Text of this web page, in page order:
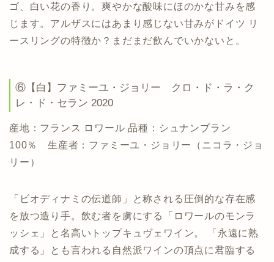
ゴ、白い花の香り。爽やかな酸味にほのかな甘みを感
じます。アルザスにはあまり感じない甘みがドイツ リ
ースリングの特徴か？まだまだ飲んでいかないと。
⑥【白】ファミーユ・ジョリー クロ・ド・ラ・ク
レ・ド・セラン 2020
産地：フランス ロワール 品種：シュナンブラン
100％ 生産者：ファミーユ・ジョリー（ニコラ・ジョ
リー）
「ビオディナミの伝道師」と称される圧倒的な存在感
を放つ造り手。飲む者を虜にする「ロワールのモンラ
ッシェ」と名高いトップキュヴェワイン。 「永遠に熟
成する」とも言われる自然派ワインの頂点に君臨する